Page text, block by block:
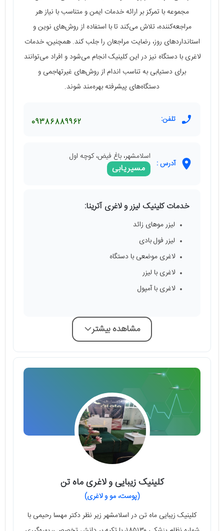
مجموعه با تمرکز بر ارائه خدمات ایمن و متناسب با نیاز هر
مراجعه‌کننده، تلاش می‌کند تا با استفاده از روش‌های نوین و
استانداردهای روز، رضایت مراجعان را جلب کند. همچنین، خدمات
لاغری با دستگاه نیز در این کلینیک انجام می‌شود و افراد می‌توانند
برای دستیابی به تناسب اندام از روش‌های غیرتهاجمی و
دستگاه‌های پیشرفته بهره‌مند شوند.
تلفن: 09386889962
آدرس :
اسلامشهر، باغ فیض، کوچه اول
مسیریابی
خدمات کلینیک لیزر و لاغری آترینا:
لیزر موهای زائد
لیزر فول بادی
لاغری موضعی با دستگاه
لاغری با لیزر
لاغری با آمپول
مشاهده بیشتر
کلینیک زیبایی و لاغری ماه تن
(پوست، مو و لاغری)
کلینیک زیبایی ماه تن در اسلامشهر زیر نظر دکتر مهسا رحیمی با